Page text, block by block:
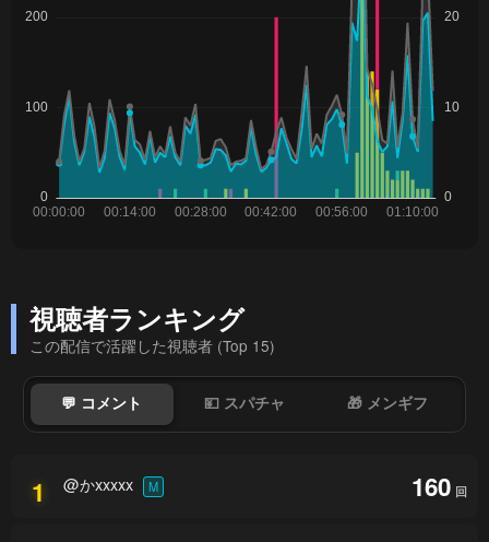
視聴者ランキング
この配信で活躍した視聴者 (Top 15)
💬 コメント 💴 スパチャ 🎁 メンギフ
1 @かxxxxx M 160 回